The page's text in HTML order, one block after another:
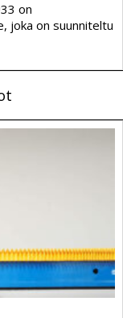
on
joka on suunniteltu